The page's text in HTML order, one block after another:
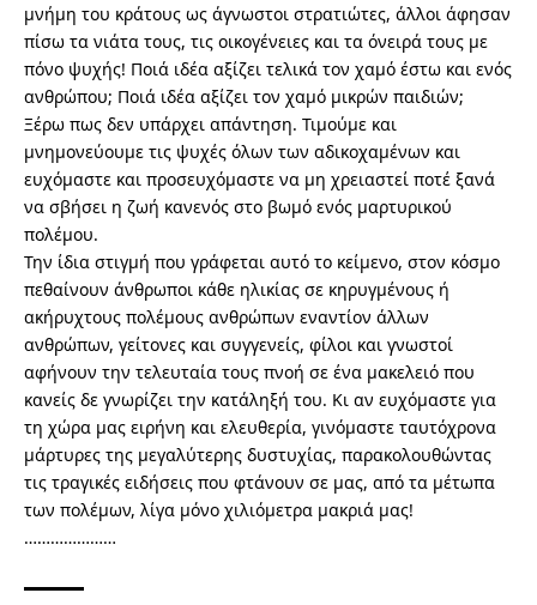
μνήμη του κράτους ως άγνωστοι στρατιώτες, άλλοι άφησαν
πίσω τα νιάτα τους, τις οικογένειες και τα όνειρά τους με
πόνο ψυχής! Ποιά ιδέα αξίζει τελικά τον χαμό έστω και ενός
ανθρώπου; Ποιά ιδέα αξίζει τον χαμό μικρών παιδιών;
Ξέρω πως δεν υπάρχει απάντηση. Τιμούμε και
μνημονεύουμε τις ψυχές όλων των αδικοχαμένων και
ευχόμαστε και προσευχόμαστε να μη χρειαστεί ποτέ ξανά
να σβήσει η ζωή κανενός στο βωμό ενός μαρτυρικού
πολέμου.
Την ίδια στιγμή που γράφεται αυτό το κείμενο, στον κόσμο
πεθαίνουν άνθρωποι κάθε ηλικίας σε κηρυγμένους ή
ακήρυχτους πολέμους ανθρώπων εναντίον άλλων
ανθρώπων, γείτονες και συγγενείς, φίλοι και γνωστοί
αφήνουν την τελευταία τους πνοή σε ένα μακελειό που
κανείς δε γνωρίζει την κατάληξή του. Κι αν ευχόμαστε για
τη χώρα μας ειρήνη και ελευθερία, γινόμαστε ταυτόχρονα
μάρτυρες της μεγαλύτερης δυστυχίας, παρακολουθώντας
τις τραγικές ειδήσεις που φτάνουν σε μας, από τα μέτωπα
των πολέμων, λίγα μόνο χιλιόμετρα μακριά μας!
…………………